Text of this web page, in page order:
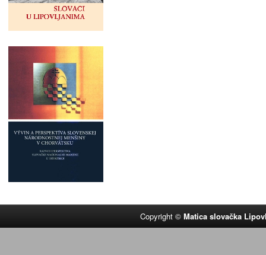
Copyright ©Matica slovačka